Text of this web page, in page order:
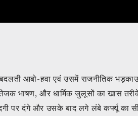
आबो-हवा एवं उसमें राजनीतिक भड़
भाषण, और धार्मिक जुलूसों का खास
पर दंगे और उसके बाद लगे लंबे कर्फ्यू का